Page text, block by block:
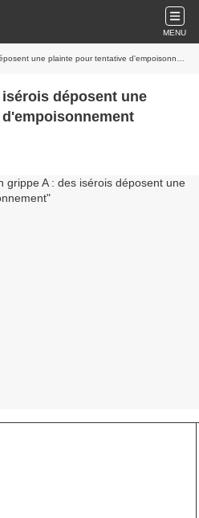
MENU
une plainte pour tentative d'empoisonnement
déposent une